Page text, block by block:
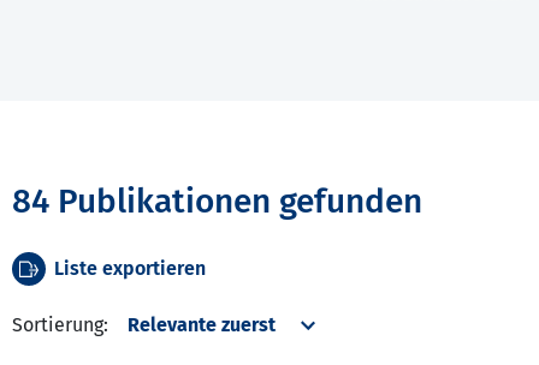
84 Publikationen gefunden
Liste exportieren
Sortierung: